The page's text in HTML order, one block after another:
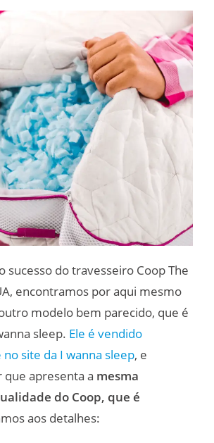
sucesso do travesseiro Coop The
encontramos por aqui mesmo
modelo bem parecido, que é
sleep. Ele é vendido
site da I wanna sleep, e
apresenta a mesma
do Coop, que é
aos detalhes: